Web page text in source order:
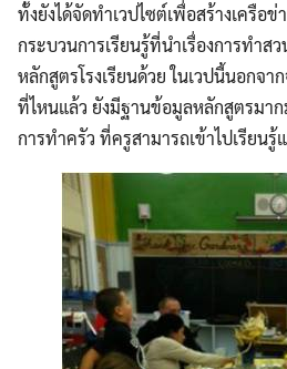
ทั้งยังได้จัดทำเวปไซต์เพื่อสร้างเครือ
กระบวนการเรียนรู้ที่นำเรื่องการทำส
หลักสูตรโรงเรียนด้วย ในเวปนี้นอกจา
ที่ไหนแล้ว ยังมีฐานข้อมูลหลักสูตรมาก
การทำครัว ที่ครูสามารถเข้าไปเรียนรู้